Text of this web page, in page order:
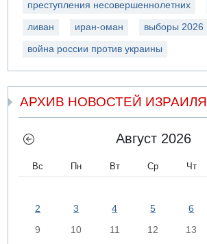
преступления несовершеннолетних
ливан иран-оман выборы 2026
война россии против украины
АРХИВ НОВОСТЕЙ ИЗРАИЛЯ
Август 2026
Вс Пн Вт Ср Чт
2
3 4 5 6
9
10 11 12 13